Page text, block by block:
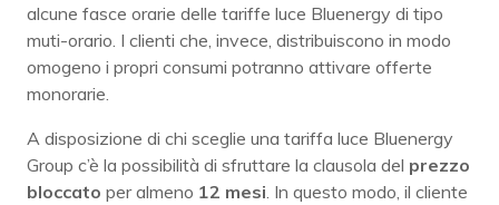
alcune fasce orarie delle tariffe luce Bluenergy di tipo
muti-orario. I clienti che, invece, distribuiscono in modo
omogeno i propri consumi potranno attivare offerte
monorarie.
A disposizione di chi sceglie una tariffa luce Bluenergy
Group c’è la possibilità di sfruttare la clausola del prezzo
bloccato per almeno 12 mesi. In questo modo, il cliente